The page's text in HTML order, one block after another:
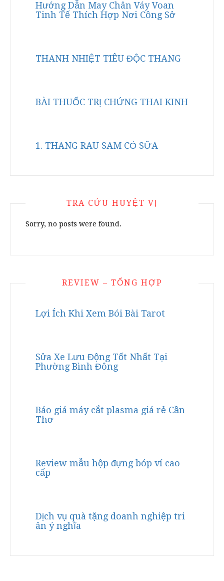
Hướng Dẫn May Chân Váy Voan
Tinh Tế Thích Hợp Nơi Công Sở
THANH NHIỆT TIÊU ĐỘC THANG
BÀI THUỐC TRỊ CHỨNG THAI KINH
1. THANG RAU SAM CỎ SỮA
TRA CỨU HUYỆT VỊ
Sorry, no posts were found.
REVIEW – TỔNG HỢP
Lợi Ích Khi Xem Bói Bài Tarot
Sửa Xe Lưu Động Tốt Nhất Tại
Phường Bình Đông
Báo giá máy cắt plasma giá rẻ Cần
Thơ
Review mẫu hộp đựng bóp ví cao
cấp
Dịch vụ quà tặng doanh nghiệp tri
ân ý nghĩa